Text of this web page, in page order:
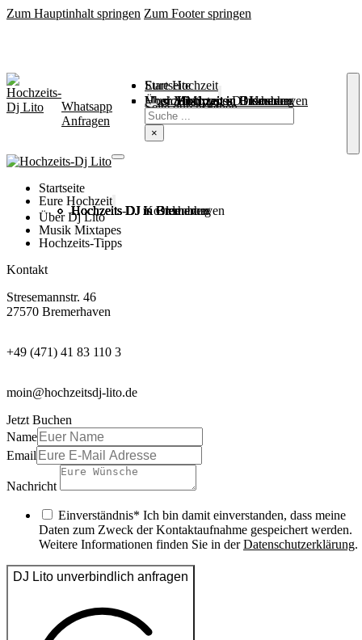
Zum Hauptinhalt springen Zum Footer springen
Startseite
Eure Hochzeit
Hochzeit in Bremen
Hochzeit in Bremerhaven
Hochzeit in Cuxhaven
Hochzeit in Oldenburg
Hochzeits-DJ Kosten
Über Mich
Music / Mixtapes
Hochzeitstipps
Seite durchsuchen
Suchen
×
Whatsapp
Anfragen
Startseite
Eure Hochzeit
Hochzeits DJ in Bremen
Hochzeits DJ in Bremerhaven
Hochzeits DJ in Cuxhaven
Hochzeits DJ in Oldenburg
Hochzeits-DJ Kosten
Über Dj Lito
Musik Mixtapes
Hochzeits-Tipps
Kontakt
Stresemannstr. 46
27570 Bremerhaven
+49 (471) 41 83 110 3
moin@hochzeitsdj-lito.de
Jetzt Buchen
Name
Email
Nachricht
Einverständnis* Ich bin damit einverstanden, dass meine
Daten zum Zweck der Kontaktaufnahme gespeichert werden.
Weitere Informationen finden Sie in derDatenschutzerklärung.
DJ Lito unverbindlich anfragen